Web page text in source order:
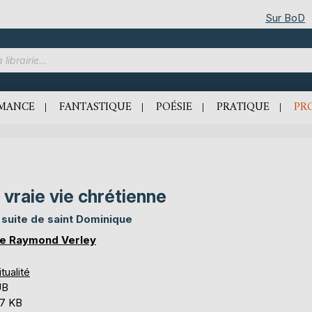
Sur BoD
FANTASTIQUE POÉSIE PRATIQUE
vraie vie chrétienne
suite de saint Dominique
Raymond Verley
KB